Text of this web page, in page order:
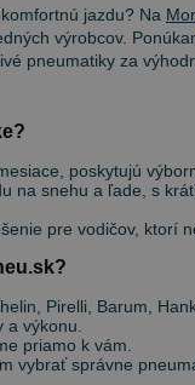
jazdu? Na
výrobcov.
pneumatiky za
poskytujú
na snehu a ľade, s
pre vodičov, ktorí
Pirelli, Barum,
a výkonu.
priamo k vám.
vybrať správne